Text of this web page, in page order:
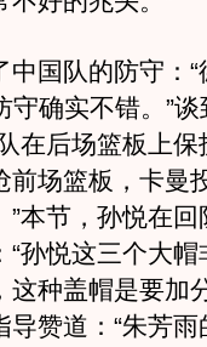
国队的防守：“
确实不错。”
在后场篮板上
场篮板，卡曼
本节，孙悦在
孙悦这三个大
种盖帽是要加
赞道：“朱芳